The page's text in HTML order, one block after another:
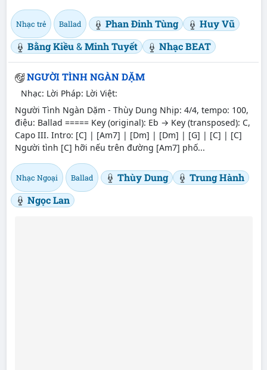
Nhạc trẻ Ballad Phan Đinh Tùng
Huy Vũ
Bằng Kiều&Minh Tuyết Nhạc BEAT
NGƯỜI TÌNH NGÀN DẶM
Nhạc: Lời Pháp: Lời Việt:
Người Tình Ngàn Dặm - Thùy Dung Nhịp: 4/4, tempo: 100,
điệu: Ballad ===== Key (original): Eb → Key (transposed): C,
Capo III. Intro: [C] | [Am7] | [Dm] | [Dm] | [G] | [C] | [C]
Người tình [C] hỡi nếu trên đường [Am7] phố...
Nhạc Ngoại Ballad Thùy Dung
Trung Hành
Ngọc Lan